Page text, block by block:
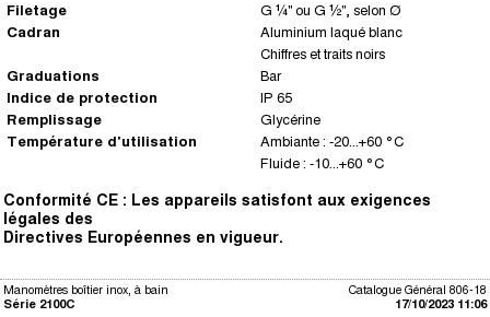
Filetage
G ¼" ou G ½", selon Ø
Cadran
Aluminium laqué blanc
Chiffres et traits noirs
Graduations
Bar
Indice de protection
IP 65
Remplissage
Glycérine
Température d'utilisation
Ambiante : -20...+60 °C
Fluide : -10...+60 °C
Conformité CE : Les appareils satisfont aux exigences
légales des
Directives Européennes en vigueur.
Catalogue Général 806-18
17/10/2023 11:06
Manomètres boîtier inox, à bain
Série 2100C